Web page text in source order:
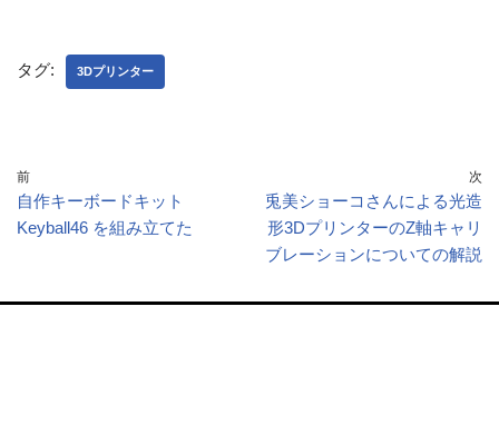
タグ: 3Dプリンター
前
自作キーボードキット
Keyball46 を組み立てた
次
兎美ショーコさんによる光造
形3DプリンターのZ軸キャリ
ブレーションについての解説